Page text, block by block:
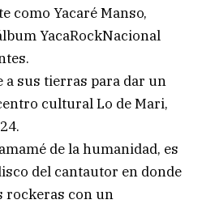
como Yacaré Manso,
YacaRockNacional
a sus tierras para dar un
cultural Lo de Mari,
de la humanidad, es
del cantautor en donde
rockeras con un